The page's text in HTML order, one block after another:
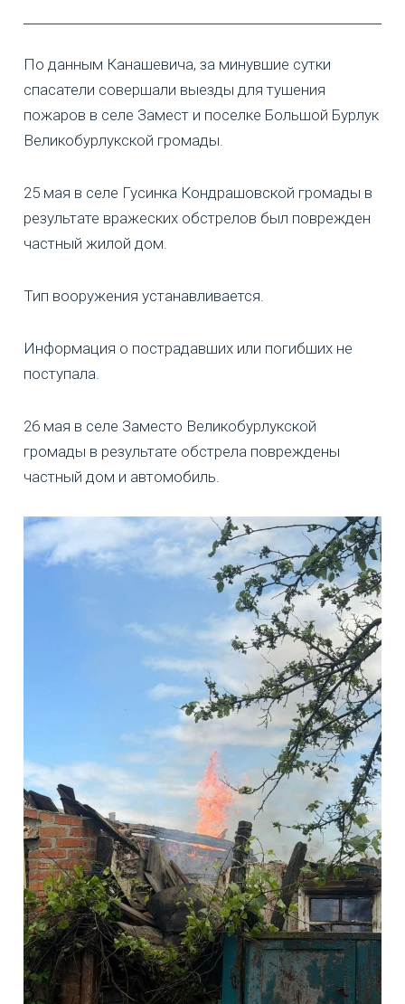
По данным Канашевича, за минувшие сутки
спасатели совершали выезды для тушения
пожаров в селе Замест и поселке Большой Бурлук
Великобурлукской громады.
25 мая в селе Гусинка Кондрашовской громады в
результате вражеских обстрелов был поврежден
частный жилой дом.
Тип вооружения устанавливается.
Информация о пострадавших или погибших не
поступала.
26 мая в селе Заместо Великобурлукской
громады в результате обстрела повреждены
частный дом и автомобиль.